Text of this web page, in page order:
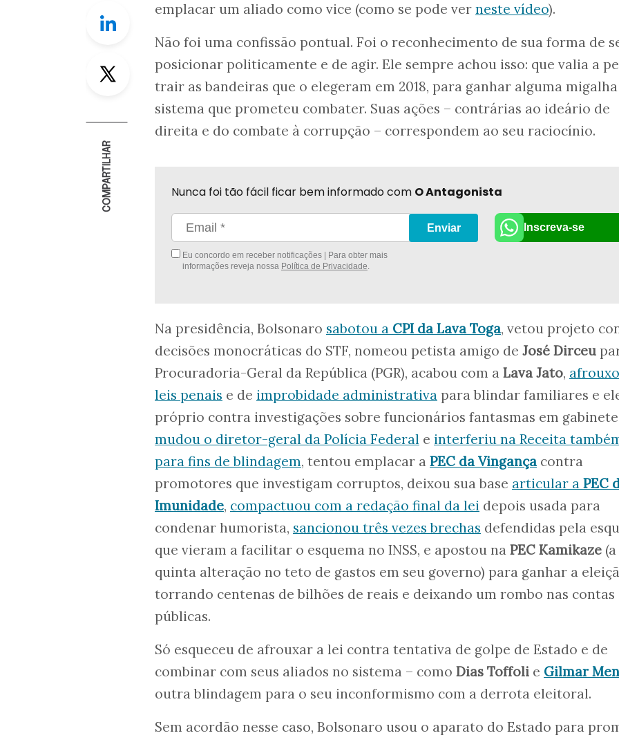
Linkedin
Twitter
COMPARTILHAR
emplacar um aliado como vice (como se pode ver neste vídeo).
Não foi uma confissão pontual. Foi o reconhecimento de sua forma de
posicionar politicamente e de agir. Ele sempre achou isso: que valia a
trair as bandeiras que o elegeram em 2018, para ganhar alguma
sistema que prometeu combater. Suas ações – contrárias ao ideário de
direita e do combate à corrupção – correspondem ao seu raciocínio.
Nunca foi tão fácil ficar bem informado com O Antagonista
Eu concordo em receber notificações | Para obter mais
informações reveja nossa Política de Privacidade.
Enviar Inscreva-se
Na presidência, Bolsonaro sabotou a CPI da Lava Toga, vetou projeto
decisões monocráticas do STF, nomeou petista amigo de José Dirceu
Procuradoria-Geral da República (PGR), acabou com a Lava Jato,
leis penais e de improbidade administrativa para blindar familiares e
próprio contra investigações sobre funcionários fantasmas em
mudou o diretor-geral da Polícia Federal e interferiu na Receita
para fins de blindagem, tentou emplacar a PEC da Vingança contra
promotores que investigam corruptos, deixou sua base articular a PEC
Imunidade, compactuou com a redação final da lei depois usada para
condenar humorista, sancionou três vezes brechas defendidas pela
que vieram a facilitar o esquema no INSS, e apostou na PEC Kamikaze (a
quinta alteração no teto de gastos em seu governo) para ganhar a
torrando centenas de bilhões de reais e deixando um rombo nas contas
públicas.
Só esqueceu de afrouxar a lei contra tentativa de golpe de Estado e de
combinar com seus aliados no sistema – como Dias Toffoli e Gilmar
outra blindagem para o seu inconformismo com a derrota eleitoral.
Sem acordão nesse caso, Bolsonaro usou o aparato do Estado para